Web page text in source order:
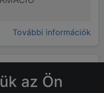
További információk
az Ön